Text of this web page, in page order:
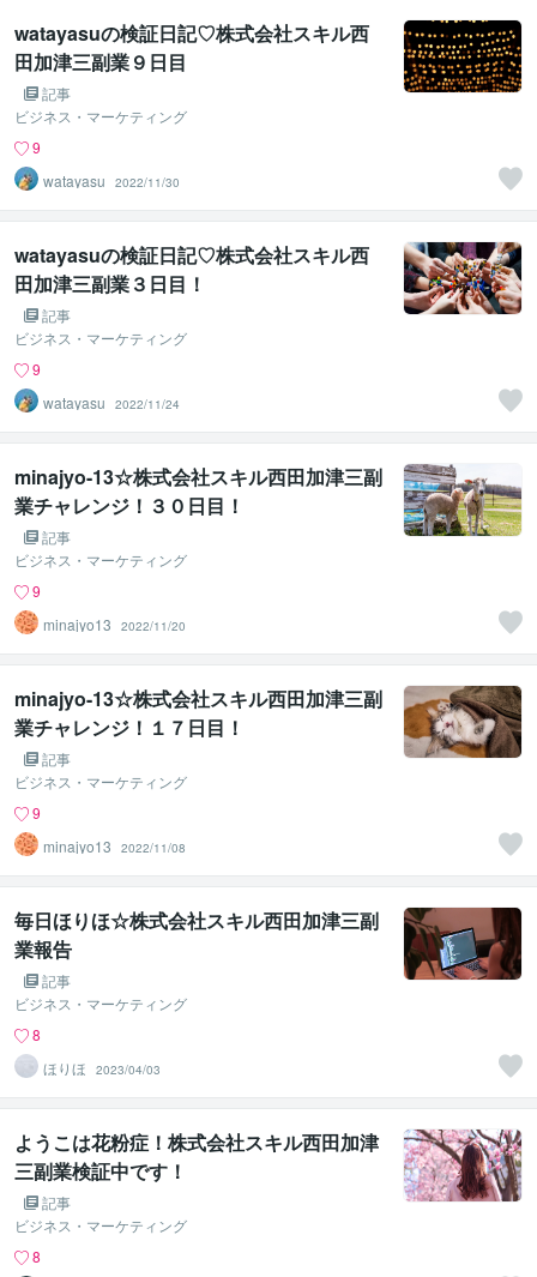
watayasuの検証日記♡株式会社スキル西
田加津三副業９日目
記事
ビジネス・マーケティング
9
watayasu
2022/11/30
watayasuの検証日記♡株式会社スキル西
田加津三副業３日目！
記事
ビジネス・マーケティング
9
watayasu
2022/11/24
minajyo-13☆株式会社スキル西田加津三副
業チャレンジ！３０日目！
記事
ビジネス・マーケティング
9
minajyo13
2022/11/20
minajyo-13☆株式会社スキル西田加津三副
業チャレンジ！１７日目！
記事
ビジネス・マーケティング
9
minajyo13
2022/11/08
毎日ほりほ☆株式会社スキル西田加津三副
業報告
記事
ビジネス・マーケティング
8
ほりほ
2023/04/03
ようこは花粉症！株式会社スキル西田加津
三副業検証中です！
記事
ビジネス・マーケティング
8